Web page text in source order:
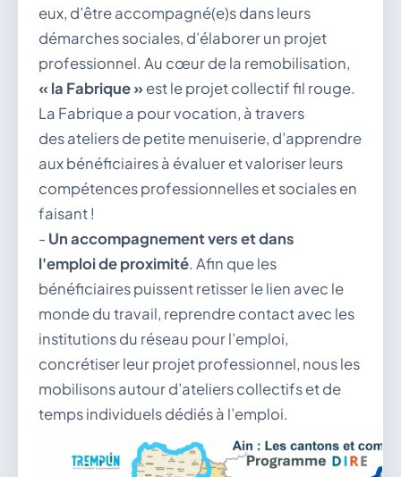
eux, d’être accompagné(e)s dans leurs
démarches sociales, d’élaborer un projet
professionnel. Au cœur de la remobilisation,
« la Fabrique »est le projet collectif fil rouge.
La Fabrique a pour vocation, à travers
des ateliers de petite menuiserie, d’apprendre
aux bénéficiaires à évaluer et valoriser leurs
compétences professionnelles et sociales en
faisant !
- Un accompagnement vers et dans
l'emploi de proximité. Afin que les
bénéficiaires puissent retisser le lien avec le
monde du travail, reprendre contact avec les
institutions du réseau pour l’emploi,
concrétiser leur projet professionnel, nous les
mobilisons autour d’ateliers collectifs et de
temps individuels dédiés à l’emploi.